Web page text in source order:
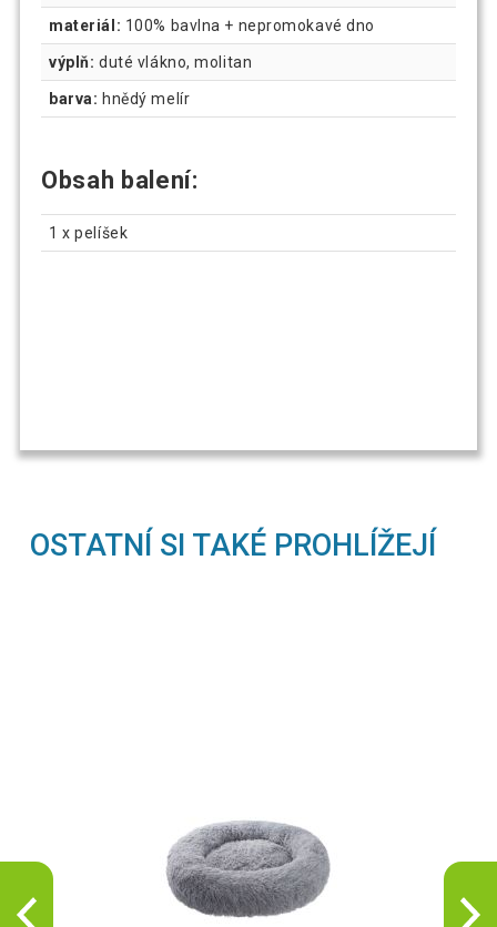
materiál: 100% bavlna + nepromokavé dno
výplň: duté vlákno, molitan
barva: hnědý melír
Obsah balení:
1 x pelíšek
OSTATNÍ SI TAKÉ PROHLÍŽEJÍ